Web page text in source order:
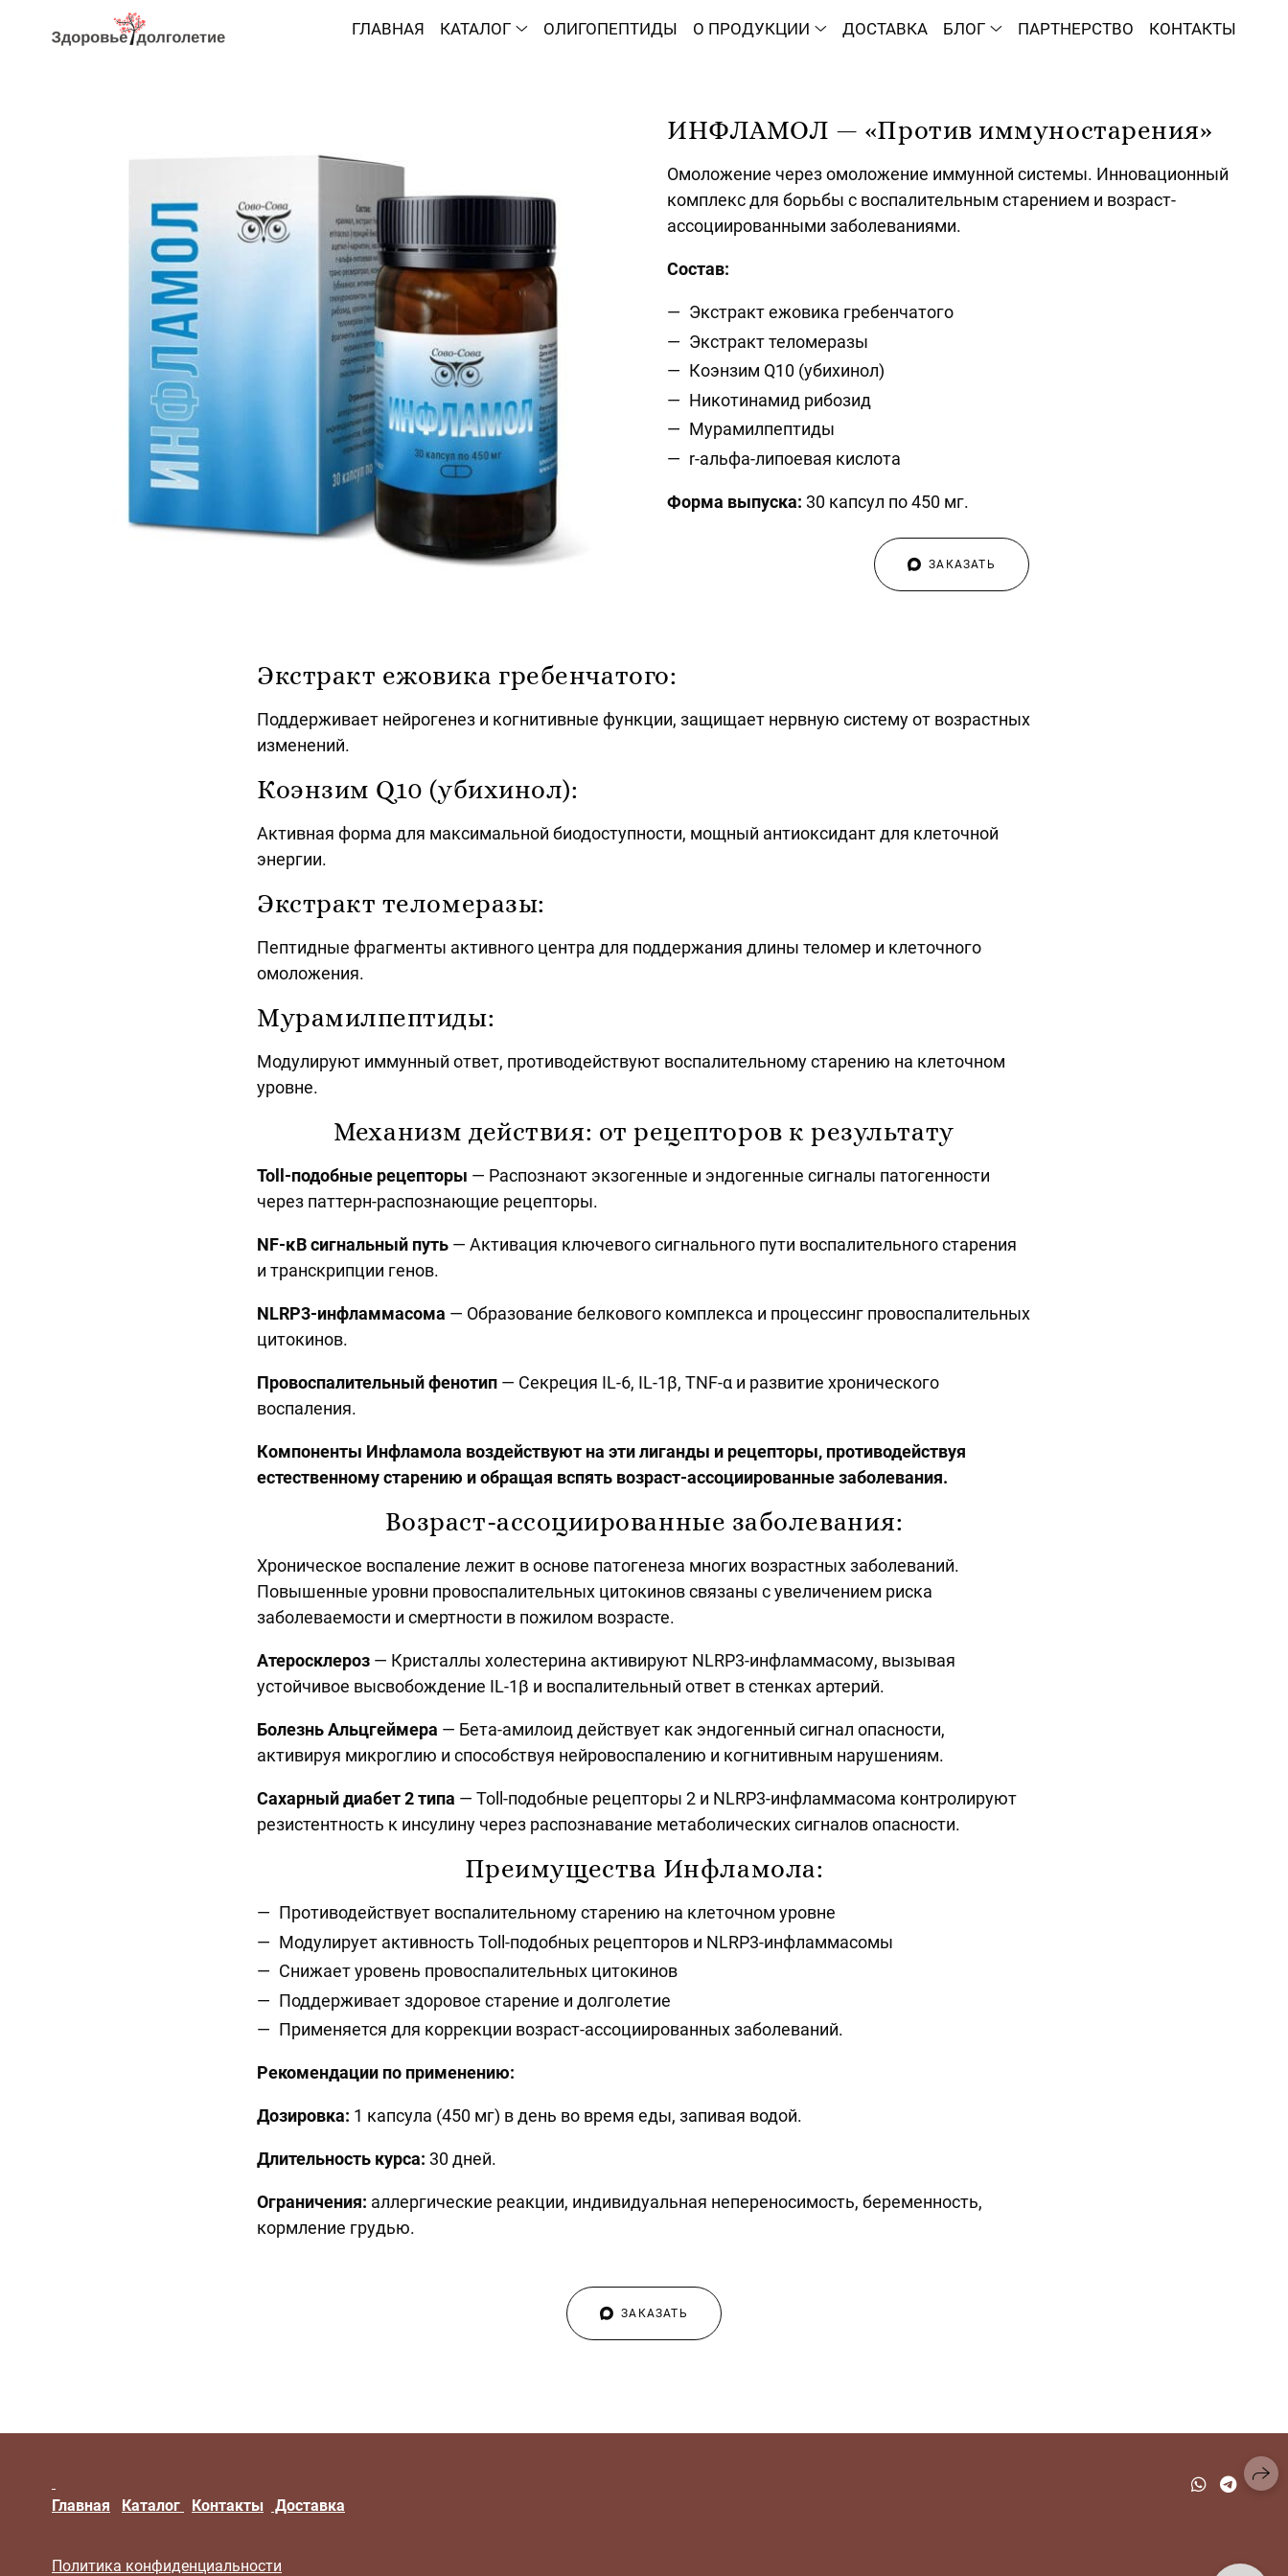
ГЛАВНАЯ КАТАЛОГ ОЛИГОПЕПТИДЫ О ПРОДУКЦИИ ДОСТАВКА БЛОГ ПАРТНЕРСТВО КОНТАКТЫ
ИНФЛАМОЛ — «Против иммуностарения»
Омоложение через омоложение иммунной системы. Инновационный
комплекс для борьбы с воспалительным старением и возраст-
ассоциированными заболеваниями.
Состав:
Экстракт ежовика гребенчатого
Экстракт теломеразы
Коэнзим Q10 (убихинол)
Никотинамид рибозид
Мурамилпептиды
r-альфа-липоевая кислота
Форма выпуска: 30 капсул по 450 мг.
ЗАКАЗАТЬ
Экстракт ежовика гребенчатого:
Поддерживает нейрогенез и когнитивные функции, защищает нервную систему от возрастных
изменений.
Коэнзим Q10 (убихинол):
Активная форма для максимальной биодоступности, мощный антиоксидант для клеточной
энергии.
Экстракт теломеразы:
Пептидные фрагменты активного центра для поддержания длины теломер и клеточного
омоложения.
Мурамилпептиды:
Модулируют иммунный ответ, противодействуют воспалительному старению на клеточном
уровне.
Механизм действия: от рецепторов к результату
Toll-подобные рецепторы — Распознают экзогенные и эндогенные сигналы патогенности
через паттерн-распознающие рецепторы.
NF-κB сигнальный путь — Активация ключевого сигнального пути воспалительного старения
и транскрипции генов.
NLRP3-инфламмасома — Образование белкового комплекса и процессинг провоспалительных
цитокинов.
Провоспалительный фенотип — Секреция IL-6, IL-1β, TNF-α и развитие хронического
воспаления.
Компоненты Инфламола воздействуют на эти лиганды и рецепторы, противодействуя
естественному старению и обращая вспять возраст-ассоциированные заболевания.
Возраст-ассоциированные заболевания:
Хроническое воспаление лежит в основе патогенеза многих возрастных заболеваний.
Повышенные уровни провоспалительных цитокинов связаны с увеличением риска
заболеваемости и смертности в пожилом возрасте.
Атеросклероз — Кристаллы холестерина активируют NLRP3-инфламмасому, вызывая
устойчивое высвобождение IL-1β и воспалительный ответ в стенках артерий.
Болезнь Альцгеймера — Бета-амилоид действует как эндогенный сигнал опасности,
активируя микроглию и способствуя нейровоспалению и когнитивным нарушениям.
Сахарный диабет 2 типа — Toll-подобные рецепторы 2 и NLRP3-инфламмасома контролируют
резистентность к инсулину через распознавание метаболических сигналов опасности.
Преимущества Инфламола:
Противодействует воспалительному старению на клеточном уровне
Модулирует активность Toll-подобных рецепторов и NLRP3-инфламмасомы
Снижает уровень провоспалительных цитокинов
Поддерживает здоровое старение и долголетие
Применяется для коррекции возраст-ассоциированных заболеваний.
Рекомендации по применению:
Дозировка: 1 капсула (450 мг) в день во время еды, запивая водой.
Длительность курса: 30 дней.
Ограничения: аллергические реакции, индивидуальная непереносимость, беременность,
кормление грудью.
ЗАКАЗАТЬ
Главная Каталог Контакты Доставка
Политика конфиденциальности